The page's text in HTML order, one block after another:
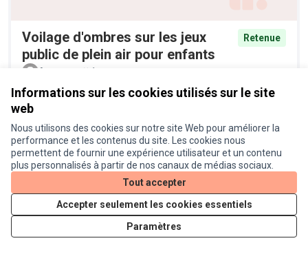
Informations sur les cookies utilisés sur le site
web
Nous utilisons des cookies sur notre site Web pour améliorer la
performance et les contenus du site. Les cookies nous
permettent de fournir une expérience utilisateur et un contenu
plus personnalisés à partir de nos canaux de médias sociaux.
Tout accepter
Accepter seulement les cookies essentiels
Paramètres
Voilage d'ombres sur les jeux
public de plein air pour enfants
Retenue
Anonyme 1
Pieges à moustiques tigres
Anonyme
6